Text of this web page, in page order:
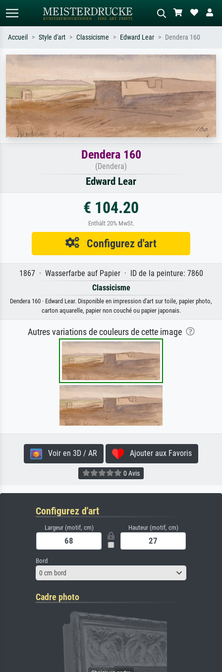
Recherche standard Recherche d'images IA
ex. Monet, Nuit étoilée,
impressionnisme, vague de Hokusai,
nu.
Décrivez la scène – ex. prairie verte,
abstrait avec beaucoup de rouge,
tableau sombre, nu debout près d'un
arbre.
Accueil Style d'art Classicisme Edward Lear Dendera 160
Dendera 160
(Dendera)
Edward Lear
€ 104.20
Enthält 20% MwSt.
Configurez d'art
1867 · Wasserfarbe auf Papier · ID de la peinture: 7860
Classicisme
Dendera 160 · Edward Lear. Disponible en impression d'art sur toile, papier photo,
carton aquarelle, papier non couché ou papier japonais.
Autres variations de couleurs de cette image
Voir en 3D / AR Ajouter aux Favoris
0 Avis
Configurez d'art
Largeur (motif, cm) Hauteur (motif, cm)
Bord
0 cm bord
Cadre photo